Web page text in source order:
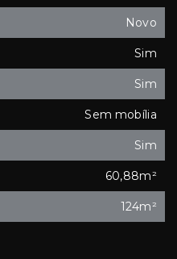
Novo
Sim
Sim
Sem mobília
Sim
60,88m²
124m²